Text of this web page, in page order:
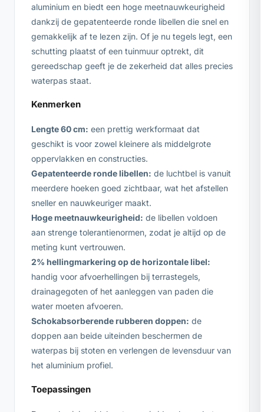
aluminium en biedt een hoge meetnauwkeurigheid
dankzij de gepatenteerde ronde libellen die snel en
gemakkelijk af te lezen zijn. Of je nu tegels legt, een
schutting plaatst of een tuinmuur optrekt, dit
gereedschap geeft je de zekerheid dat alles precies
waterpas staat.
Kenmerken
Lengte 60 cm: een prettig werkformaat dat
geschikt is voor zowel kleinere als middelgrote
oppervlakken en constructies.
Gepatenteerde ronde libellen: de luchtbel is vanuit
meerdere hoeken goed zichtbaar, wat het afstellen
sneller en nauwkeuriger maakt.
Hoge meetnauwkeurigheid: de libellen voldoen
aan strenge tolerantienormen, zodat je altijd op de
meting kunt vertrouwen.
2% hellingmarkering op de horizontale libel:
handig voor afvoerhellingen bij terrastegels,
drainagegoten of het aanleggen van paden die
water moeten afvoeren.
Schokabsorberende rubberen doppen: de
doppen aan beide uiteinden beschermen de
waterpas bij stoten en verlengen de levensduur van
het aluminium profiel.
Toepassingen